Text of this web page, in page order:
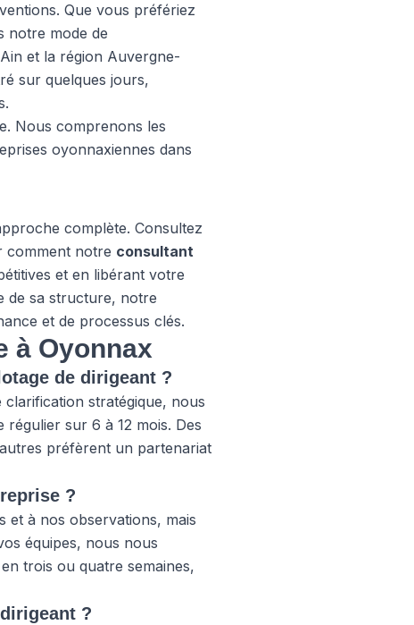
Que vous préfériez
notre mode de
et la région Auvergne-
sur quelques jours,
Nous comprenons les
oyonnaxiennes dans
complète. Consultez
comment notre consultant
et en libérant votre
de sa structure, notre
et de processus clés.
à Oyonnax
de dirigeant ?
stratégique, nous
sur 6 à 12 mois. Des
préfèrent un partenariat
?
et à nos observations, mais
équipes, nous nous
trois ou quatre semaines,
?